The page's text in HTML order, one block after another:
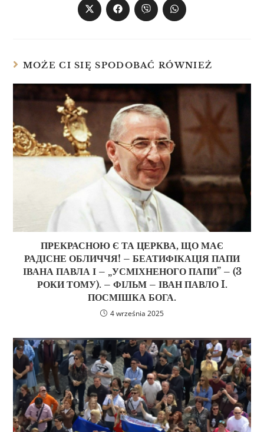
MOŻE CI SIĘ SPODOBAĆ RÓWNIEŻ
ПРЕКРАСНОЮ Є ТА ЦЕРКВА, ЩО МАЄ
РАДІСНЕ ОБЛИЧЧЯ! – БЕАТИФІКАЦІЯ ПАПИ
ІВАНА ПАВЛА І – „УСМІХНЕНОГО ПАПИ” – (3
РОКИ ТОМУ). – ФІЛЬМ – ІВАН ПАВЛО I.
ПОСМІШКА БОГА.
4 września 2025